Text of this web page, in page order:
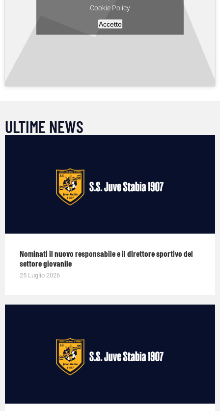
Cookie Policy
Accetto
ULTIME NEWS
Nominati il nuovo responsabile e il direttore sportivo del
settore giovanile
25 Luglio 2026